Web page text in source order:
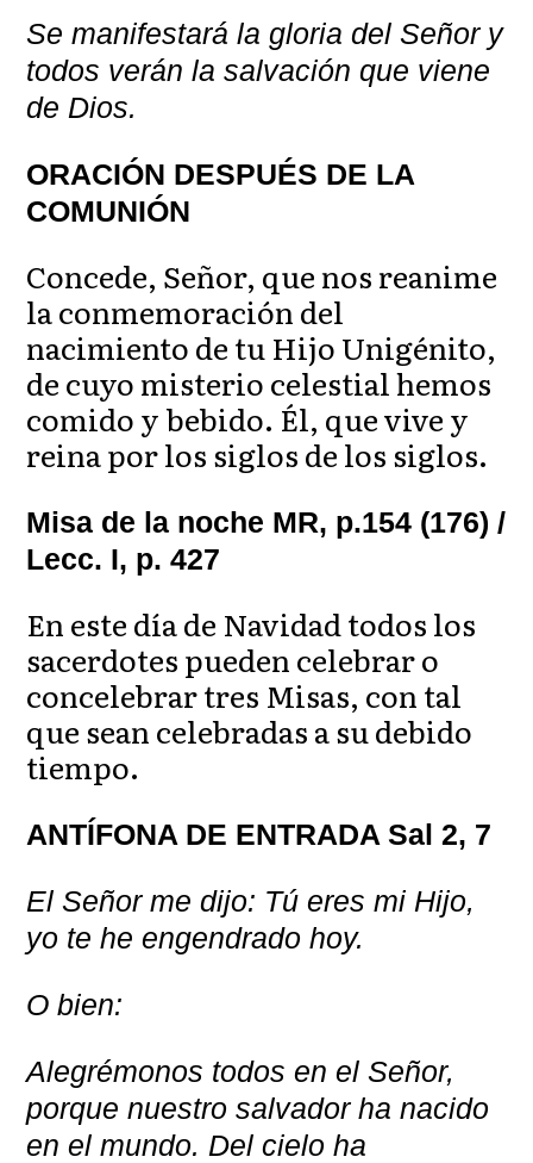
Se manifestará la gloria del Señor y
todos verán la salvación que viene
de Dios.
ORACIÓN DESPUÉS DE LA
COMUNIÓN
Concede, Señor, que nos reanime
la conmemoración del
nacimiento de tu Hijo Unigénito,
de cuyo misterio celestial hemos
comido y bebido. Él, que vive y
reina por los siglos de los siglos.
Misa de la noche MR, p.154 (176) /
Lecc. I, p. 427
En este día de Navidad todos los
sacerdotes pueden celebrar o
concelebrar tres Misas, con tal
que sean celebradas a su debido
tiempo.
ANTÍFONA DE ENTRADA Sal 2, 7
El Señor me dijo: Tú eres mi Hijo,
yo te he engendrado hoy.
O bien:
Alegrémonos todos en el Señor,
porque nuestro salvador ha nacido
en el mundo. Del cielo ha